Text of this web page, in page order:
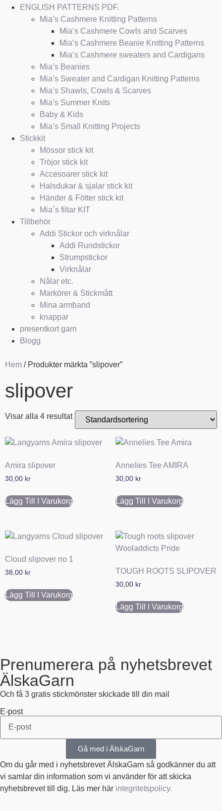
ENGLISH PATTERNS PDF.
Mia’s Cashmere Knitting Patterns
Mia’s Cashmere Cowls and Scarves
Mia’s Cashmere Beanie Knitting Patterns
Mia’s Cashmere sweaters and Cardigans
Mia’s Beanies
Mia’s Sweater and Cardigan Knitting Patterns
Mia’s Shawls, Cowls & Scarves
Mia’s Summer Knits
Baby & Kids
Mia’s Small Knitting Projects
Stickkit
Mössor stick kit
Tröjor stick kit
Accesoarer stick kit
Halsdukar & sjalar stick kit
Händer & Fötter stick kit
Mia`s filtar KIT
Tillbehör
Addi Stickor och virknålar
Addi Rundstickor
Strumpstickor
Virknålar
Nålar etc.
Markörer & Stickmått
Mina armband
knappar
presentkort garn
Blogg
Hem / Produkter märkta ”slipover”
slipover
Visar alla 4 resultat
Amira slipover
30,00 kr
Lägg Till I Varukorg
Annelies Tee AMIRA
30,00 kr
Lägg Till I Varukorg
Cloud slipover no 1
38,00 kr
Lägg Till I Varukorg
TOUGH ROOTS SLIPOVER
30,00 kr
Lägg Till I Varukorg
Prenumerera på nyhetsbrevet
ÄlskaGarn
Och få 3 gratis stickmönster skickade till din mail
E-post
Gå med i ÄlskaGarn
Om du går med i nyhetsbrevet ÄlskaGarn så godkänner du att
vi samlar din information som vi använder för att skicka
nyhetsbrevet till dig. Läs mer här integritetspolicy.